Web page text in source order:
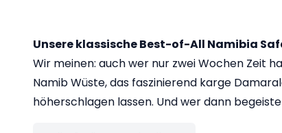
Unsere klassische Best-of-All Namibia
Wir meinen: auch wer nur zwei Wochen Zeit
Namib Wüste, das faszinierend karge
höherschlagen lassen. Und wer dann